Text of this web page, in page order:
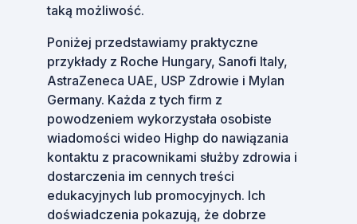
taką możliwość.
Poniżej przedstawiamy praktyczne
przykłady z Roche Hungary, Sanofi Italy,
AstraZeneca UAE, USP Zdrowie i Mylan
Germany. Każda z tych firm z
powodzeniem wykorzystała osobiste
wiadomości wideo Highp do nawiązania
kontaktu z pracownikami służby zdrowia i
dostarczenia im cennych treści
edukacyjnych lub promocyjnych. Ich
doświadczenia pokazują, że dobrze